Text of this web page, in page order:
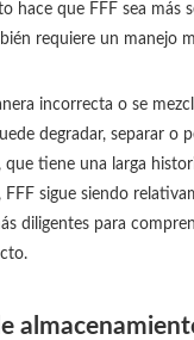
hace que FFF sea más
requiere un manejo
incorrecta o se
degradar, separar o
que tiene una larga
FFF sigue siendo
diligentes para